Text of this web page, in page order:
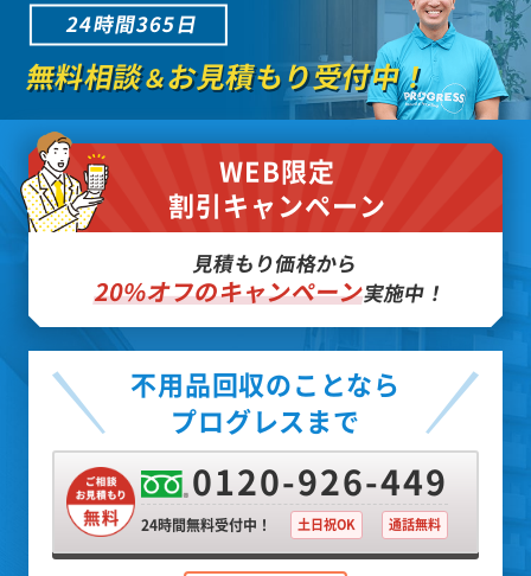
24時間365日
無料相談＆お見積もり受付中！
WEB限定
割引キャンペーン
見積もり価格から
20%オフのキャンペーン実施中！
不用品回収のことなら
プログレスまで
0120-926-449
24時間無料受付中！ 土日祝OK 通話無料